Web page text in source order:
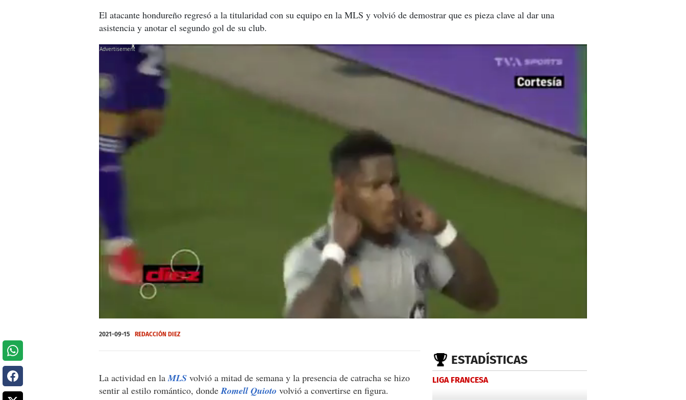
El atacante hondureño regresó a la titularidad con su equipo en la MLS y volvió de demostrar que es pieza clave al dar una
asistencia y anotar el segundo gol de su club.
of
45
X
2021-09-15 REDACCIÓN DIEZ
La actividad en la MLS volvió a mitad de semana y la presencia de catracha se hizo
sentir al estilo romántico, donde Romell Quioto volvió a convertirse en figura.
ESTADÍSTICAS
LIGA FRANCESA